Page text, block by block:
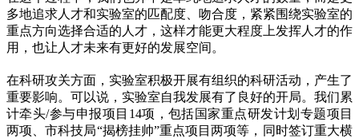
多地追求人才和实验室的匹配度、吻合度，紧紧围绕实验室的
重点方向选择合适的人才，这样才能更大程度上发挥人才的作
用，也让人才未来有更好的发展空间。
在科研攻关方面，实验室积极开展有组织的科研活动，产生了
重要影响。可以说，实验室自我发展有了良好的开局。我们累
计牵头/参与申报项目14项，包括国家重点研发计划专题项目
两项、市科技局“揭榜挂帅”重点项目两项等，同时签订重大横